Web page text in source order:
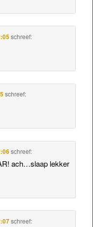
schreef:
schreef:
schreef:
ach…slaap lekker
schreef: